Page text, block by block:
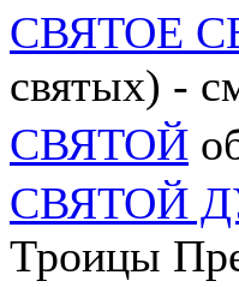
СВЯТОЕ
святых) -
СВЯТОЙ
СВЯТОЙ
Троицы